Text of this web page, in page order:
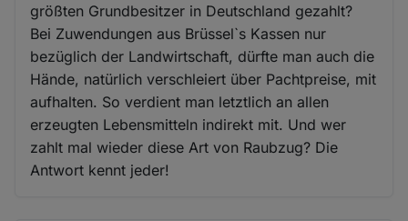
größten Grundbesitzer in Deutschland gezahlt?
Bei Zuwendungen aus Brüssel`s Kassen nur
bezüglich der Landwirtschaft, dürfte man auch die
Hände, natürlich verschleiert über Pachtpreise, mit
aufhalten. So verdient man letztlich an allen
erzeugten Lebensmitteln indirekt mit. Und wer
zahlt mal wieder diese Art von Raubzug? Die
Antwort kennt jeder!